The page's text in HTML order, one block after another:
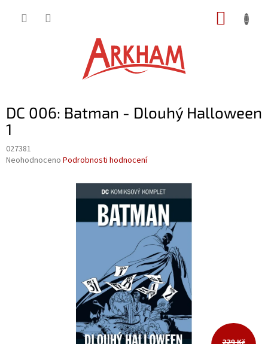
DC 006: Batman - Dlouhý Halloween
1
027381
Průměrné
Neohodnoceno Podrobnosti hodnocení
229 Kč